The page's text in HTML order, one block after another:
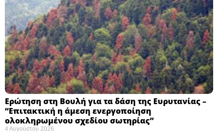
Ερώτηση στη Βουλή για τα δάση της Ευρυτανίας –
“Eπιτακτική η άμεση ενεργοποίηση
ολοκληρωμένου σχεδίου σωτηρίας”
4 Αυγούστου 2026